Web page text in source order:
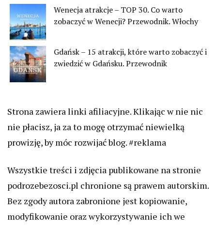
Wenecja atrakcje – TOP 30. Co warto
zobaczyć w Wenecji? Przewodnik. Włochy
Gdańsk – 15 atrakcji, które warto zobaczyć i
zwiedzić w Gdańsku. Przewodnik
Strona zawiera linki afiliacyjne. Klikając w nie nic
nie płacisz, ja za to mogę otrzymać niewielką
prowizję, by móc rozwijać blog. #reklama
Wszystkie treści i zdjęcia publikowane na stronie
podrozebezosci.pl chronione są prawem autorskim.
Bez zgody autora zabronione jest kopiowanie,
modyfikowanie oraz wykorzystywanie ich we